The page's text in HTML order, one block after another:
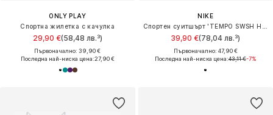
ONLY PLAY
Спортна жилетка с качулка
29,90 €(58,48 лв.³)
Първоначално: 39,90 €
Последна най-ниска цена:27,90 €
NIKE
39,90 €(78,04 лв.³)
Първоначално: 47,90 €
Последна най-ниска цена:43,11 €-7%